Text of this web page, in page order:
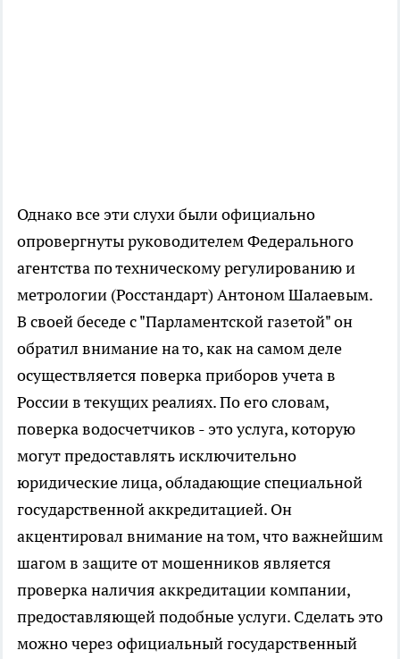
Однако все эти слухи были официально
опровергнуты руководителем Федерального
агентства по техническому регулированию и
метрологии (Росстандарт) Антоном Шалаевым.
В своей беседе с "Парламентской газетой" он
обратил внимание на то, как на самом деле
осуществляется поверка приборов учета в
России в текущих реалиях. По его словам,
поверка водосчетчиков - это услуга, которую
могут предоставлять исключительно
юридические лица, обладающие специальной
государственной аккредитацией. Он
акцентировал внимание на том, что важнейшим
шагом в защите от мошенников является
проверка наличия аккредитации компании,
предоставляющей подобные услуги. Сделать это
можно через официальный государственный